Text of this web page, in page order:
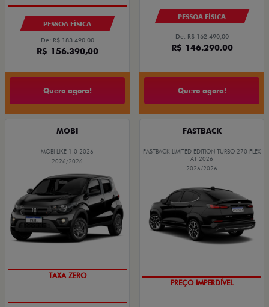
PESSOA FÍSICA
De: R$ 183.490,00
R$ 156.390,00
Quero agora!
PESSOA FÍSICA
De: R$ 162.490,00
R$ 146.290,00
Quero agora!
MOBI
MOBI LIKE 1.0 2026
2026/2026
FASTBACK
FASTBACK LIMITED EDITION TURBO 270 FLEX
AT 2026
2026/2026
PREÇO IMPERDÍVEL